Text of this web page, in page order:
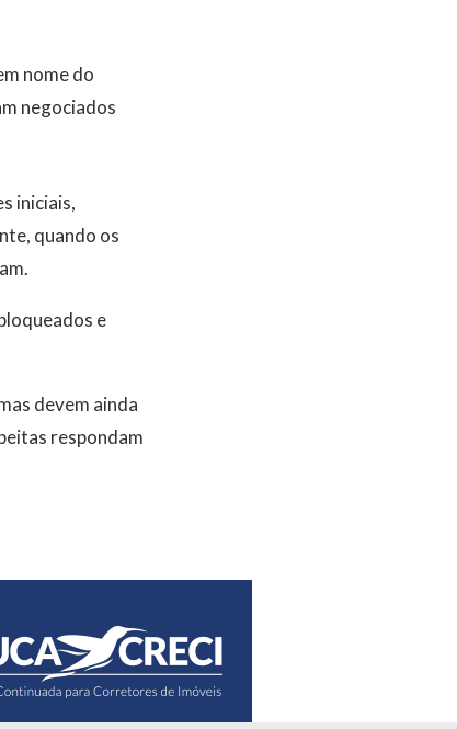
nome do
negociados
iniciais,
quando os
e
devem ainda
respondam